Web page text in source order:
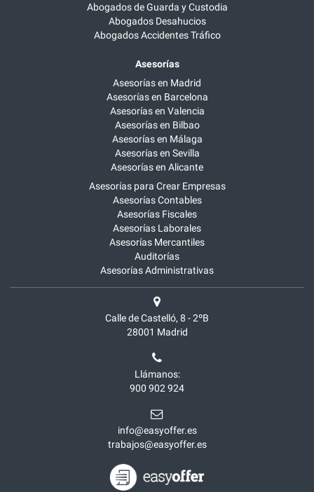
Abogados de Guarda y Custodia
Abogados Desahucios
Abogados Accidentes Tráfico
Asesorías
Asesorías en Madrid
Asesorías en Barcelona
Asesorías en Valencia
Asesorías en Bilbao
Asesorías en Málaga
Asesorías en Sevilla
Asesorías en Alicante
Asesorías para Crear Empresas
Asesorías Contables
Asesorías Fiscales
Asesorías Laborales
Asesorías Mercantiles
Auditorías
Asesorías Administrativas
Calle de Castelló, 8 - 2ºB
28001 Madrid
Llámanos:
900 902 924
info@easyoffer.es
trabajos@easyoffer.es